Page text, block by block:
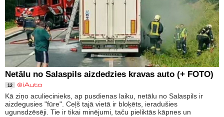
Netālu no Salaspils aizdedzies kravas auto (+ FOTO)
12
Kā ziņo aculiecinieks, ap pusdienas laiku, netālu no Salaspils ir
aizdegusies "fūre". Ceļš tajā vietā ir bloķēts, ieradušies
ugunsdzēsēji. Tie ir tikai minējumi, taču pieliktās kāpnes un